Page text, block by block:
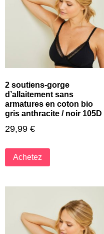
2 soutiens-gorge
d’allaitement sans
armatures en coton bio
gris anthracite / noir 105D
29,99 €
Achetez